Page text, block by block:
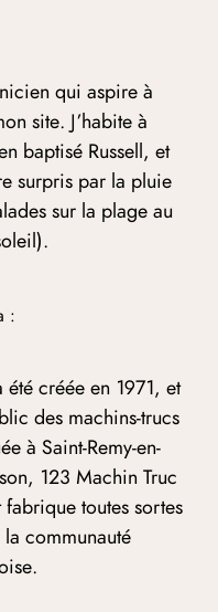
qui aspire à
site. J’habite à
baptisé Russell, et
surpris par la pluie
sur la plage au
:
été créée en 1971, et
des machins-trucs
à Saint-Remy-en-
123 Machin Truc
toutes sortes
communauté